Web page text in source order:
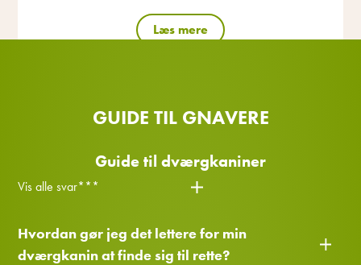
Læs mere
GUIDE TIL GNAVERE
Guide til dværgkaniner
Vis alle svar***
Hvordan gør jeg det lettere for min
dværgkanin at finde sig til rette?